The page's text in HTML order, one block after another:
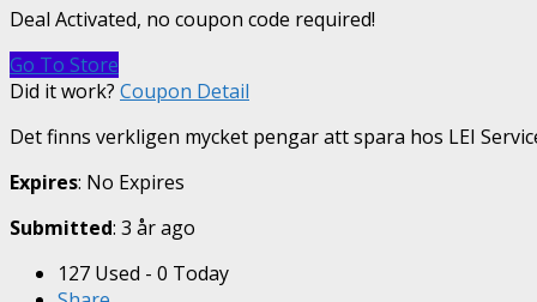
Deal Activated, no coupon code required!
Go To Store
Did it work? Coupon Detail
Det finns verkligen mycket pengar att spara hos LEI
Expires: No Expires
Submitted: 3 år ago
127 Used - 0 Today